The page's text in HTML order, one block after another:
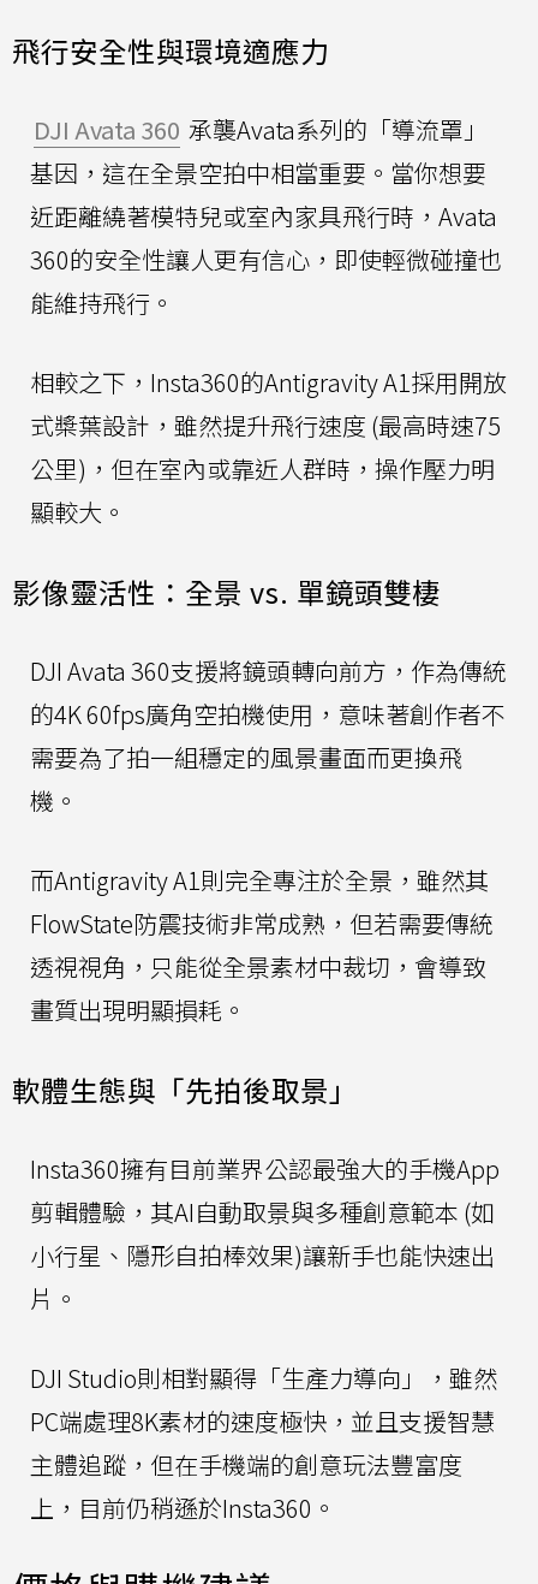
飛行安全性與環境適應力
DJI Avata 360 承襲Avata系列的「導流罩」
基因，這在全景空拍中相當重要。當你想要
近距離繞著模特兒或室內家具飛行時，Avata
360的安全性讓人更有信心，即使輕微碰撞也
能維持飛行。
相較之下，Insta360的Antigravity A1採用開放
式槳葉設計，雖然提升飛行速度 (最高時速75
公里)，但在室內或靠近人群時，操作壓力明
顯較大。
影像靈活性：全景 vs. 單鏡頭雙棲
DJI Avata 360支援將鏡頭轉向前方，作為傳統
的4K 60fps廣角空拍機使用，意味著創作者不
需要為了拍一組穩定的風景畫面而更換飛
機。
而Antigravity A1則完全專注於全景，雖然其
FlowState防震技術非常成熟，但若需要傳統
透視視角，只能從全景素材中裁切，會導致
畫質出現明顯損耗。
軟體生態與「先拍後取景」
Insta360擁有目前業界公認最強大的手機App
剪輯體驗，其AI自動取景與多種創意範本 (如
小行星、隱形自拍棒效果)讓新手也能快速出
片。
DJI Studio則相對顯得「生產力導向」，雖然
PC端處理8K素材的速度極快，並且支援智慧
主體追蹤，但在手機端的創意玩法豐富度
上，目前仍稍遜於Insta360。